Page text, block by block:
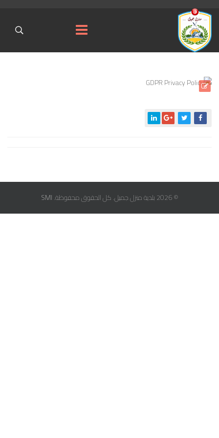
© 2026 بلدية منزل جميل. كل الحقوق محفوظة. SMI